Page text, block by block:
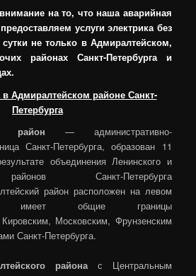
на то, что наша аварийная
услуги электрика без
не только в Адмиралтейском,
районах Санкт-Петербурга и
Адмиралтейском районе Санкт-
Петербурга
район — административно-
Санкт-Петербурга, образован 11
объединения Ленинского и
Санкт-Петербурга
район расположен на левом
имеет общие границы
Московским, Фрунзенским
Санкт-Петербурга.
районас Центральным